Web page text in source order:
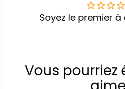
Soyez le premier à
Vous